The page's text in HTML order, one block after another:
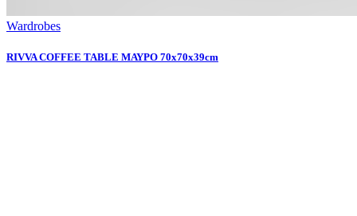
Wardrobes
RIVVA COFFEE TABLE ΜΑΥΡΟ 70x70x39cm